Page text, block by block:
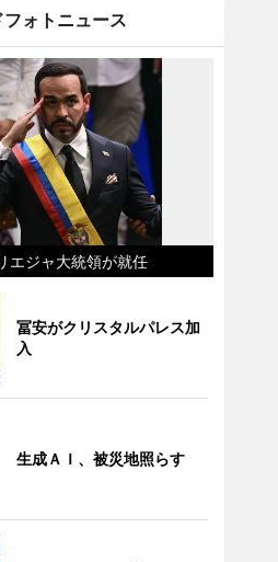
フォトニュース
エジャ大統領が就任
冨安がクリスタルパレス加
入
生成ＡＩ、被災地照らす